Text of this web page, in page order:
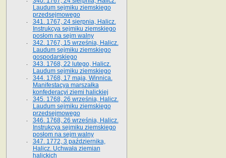
Laudum sejmiku ziemskiego
przedsejmowego
341. 1767, 24 sierpnia, Halicz.
Instrukcya sejmiku ziemskiego
posłom na sejm walny
342. 1767, 15 września, Halicz.
Laudum sejmiku ziemskiego
gospodarskiego
343. 1768, 22 lutego, Halicz.
Laudum sejmiku ziemskiego
344. 1768, 17 maja, Winnica.
Manifestacya marszałka
konfederacyi ziemi halickiej
345. 1768, 26 września, Halicz.
Laudum sejmiku ziemskiego
przedsejmowego
346. 1768, 26 września, Halicz.
Instrukcya sejmiku ziemskiego
posłom na sejm walny
347. 1772, 3 października,
Halicz. Uchwała ziemian
halickich